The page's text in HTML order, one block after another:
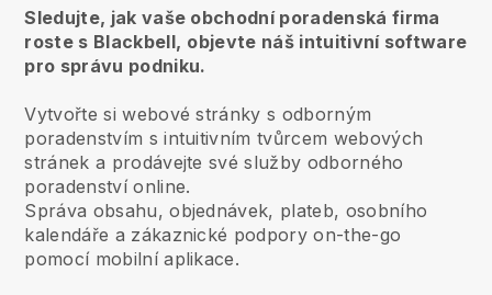
Sledujte, jak vaše obchodní poradenská firma
roste s Blackbell, objevte náš intuitivní software
pro správu podniku.
Vytvořte si webové stránky s odborným
poradenstvím s intuitivním tvůrcem webových
stránek a prodávejte své služby odborného
poradenství online.
Správa obsahu, objednávek, plateb, osobního
kalendáře a zákaznické podpory on-the-go
pomocí mobilní aplikace.